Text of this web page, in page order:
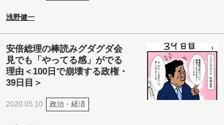
浅野健一
安倍総理の棒読みグダグダ会
見でも「やってる感」がでる
理由＜100日で崩壊する政権・
39日目＞
2020.05.10 政治・経済